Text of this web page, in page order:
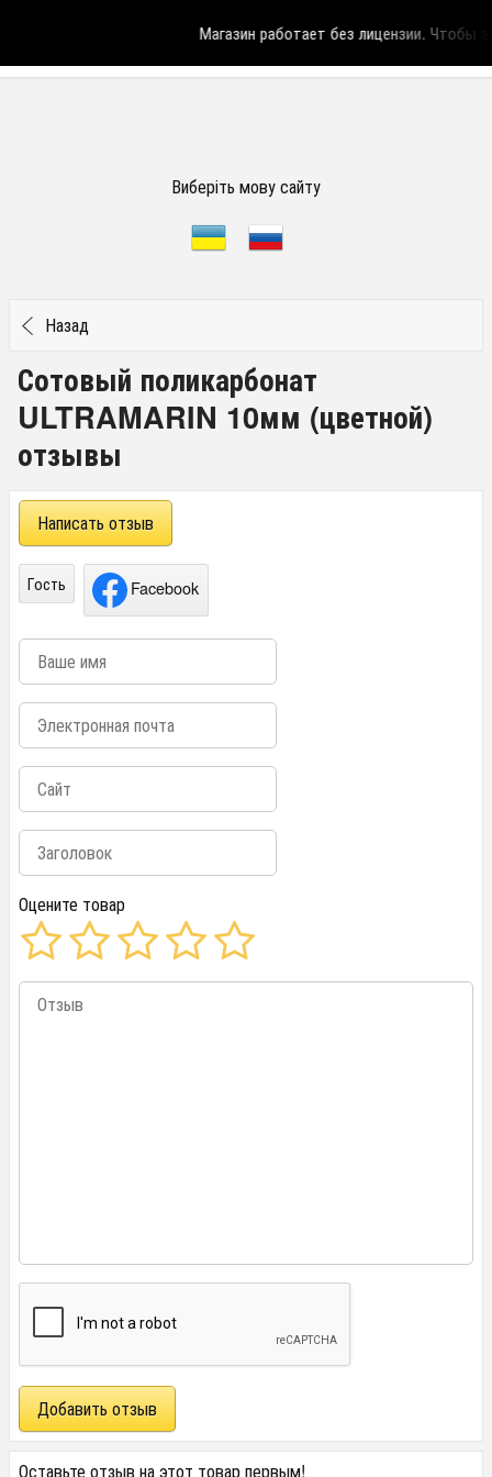
Магазин работает без лицензии.Чтобы
Виберіть мову сайту
Назад
Сотовый поликарбонат
ULTRAMARIN 10мм (цветной)
отзывы
Написать отзыв
Гость Facebook
Оцените товар
Оставьте отзыв на этот товар первым!